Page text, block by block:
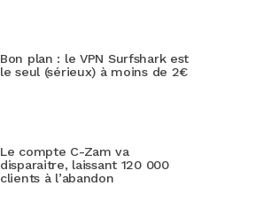
Bon plan : le VPN Surfshark est
le seul (sérieux) à moins de 2€
Le compte C-Zam va
disparaitre, laissant 120 000
clients à l’abandon